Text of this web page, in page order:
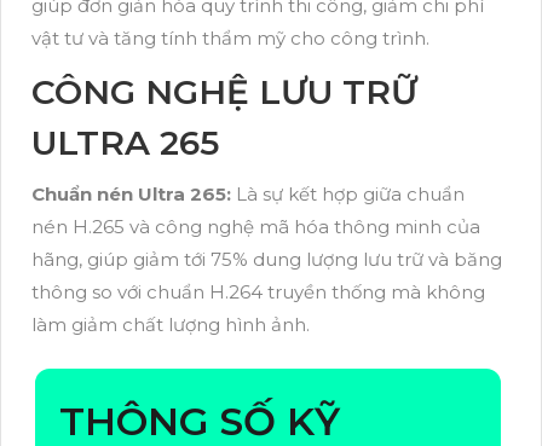
giúp đơn giản hóa quy trình thi công, giảm chi phí
vật tư và tăng tính thẩm mỹ cho công trình.
CÔNG NGHỆ LƯU TRỮ
ULTRA 265
Chuẩn nén Ultra 265: Là sự kết hợp giữa chuẩn
nén H.265 và công nghệ mã hóa thông minh của
hãng, giúp giảm tới 75% dung lượng lưu trữ và băng
thông so với chuẩn H.264 truyền thống mà không
làm giảm chất lượng hình ảnh.
THÔNG SỐ KỸ